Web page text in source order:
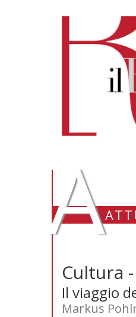
A
Cultura
Il viaggio
Markus